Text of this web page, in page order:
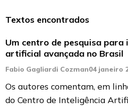
Textos encontrados
Um centro de pesquisa para
artificial avançada no Brasil
Fabio Gagliardi Cozman04 janeiro
Os autores comentam, em
do Centro de Inteligência